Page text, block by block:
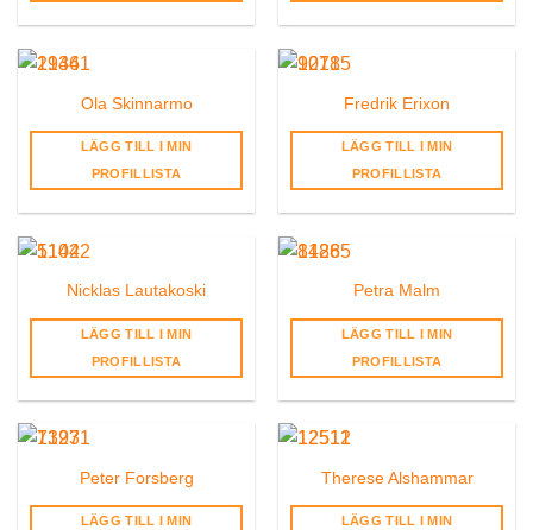
Ola Skinnarmo
LÄGG TILL I MIN
PROFILLISTA
Fredrik Erixon
LÄGG TILL I MIN
PROFILLISTA
Nicklas Lautakoski
LÄGG TILL I MIN
PROFILLISTA
Petra Malm
LÄGG TILL I MIN
PROFILLISTA
Peter Forsberg
LÄGG TILL I MIN
Therese Alshammar
LÄGG TILL I MIN